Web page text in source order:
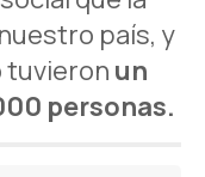
país, y
tuvieron un
personas.